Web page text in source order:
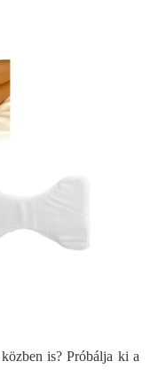
is? Próbálja ki a